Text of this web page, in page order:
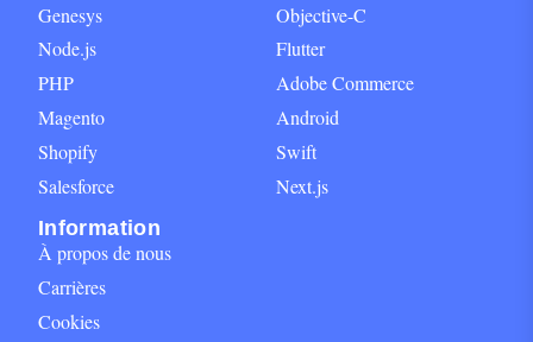
Genesys
Node.js
PHP
Magento
Shopify
Salesforce
Objective-C
Flutter
Adobe Commerce
Android
Swift
Next.js
Information
À propos de nous
Carrières
Cookies